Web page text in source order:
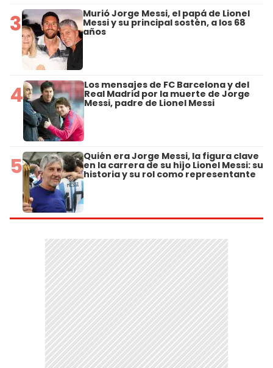
3 Murió Jorge Messi, el papá de Lionel
Messi y su principal sostén, a los 68
años
4 Los mensajes de FC Barcelona y del
Real Madrid por la muerte de Jorge
Messi, padre de Lionel Messi
5 Quién era Jorge Messi, la figura clave
en la carrera de su hijo Lionel Messi: su
historia y su rol como representante